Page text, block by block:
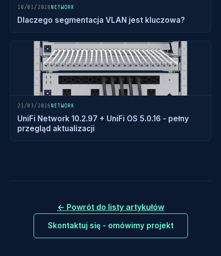
10/01/2026 NETWORK
Dlaczego segmentacja VLAN jest kluczowa?
21/03/2026 NETWORK
UniFi Network 10.2.97 + UniFi OS 5.0.16 - pełny
przegląd aktualizacji
← Powrót do listy artykułów
Skontaktuj się - omówimy projekt